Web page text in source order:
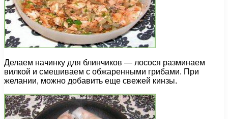
Делаем начинку для блинчиков — лосося разминаем
вилкой и смешиваем с обжаренными грибами. При
желании, можно добавить еще свежей кинзы.